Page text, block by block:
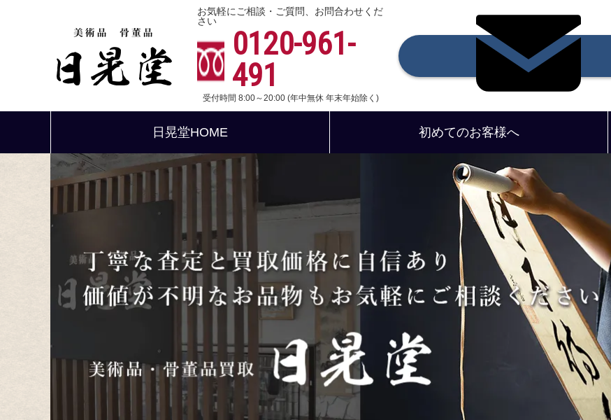
お気軽にご相談・ご質問、お問合わせくだ
さい
0120-961-
491
受付時間 8:00～20:00 (年中無休 年末年始除く)
日晃堂HOME 初めてのお客様へ